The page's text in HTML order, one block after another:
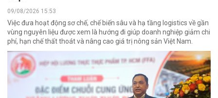
09/08/2026 15:53
Việc đưa hoạt động sơ chế, chế biến sâu và hạ tầng logistics về gần
vùng nguyên liệu được xem là hướng đi giúp doanh nghiệp giảm chi
phí, hạn chế thất thoát và nâng cao giá trị nông sản Việt Nam.